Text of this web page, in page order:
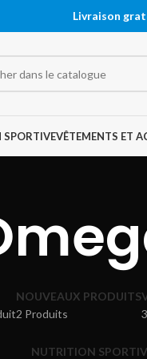
VÊTEMENTS ET
NOUVEAUX PRODUITS
2 Produits
NUTRITION
Livraison